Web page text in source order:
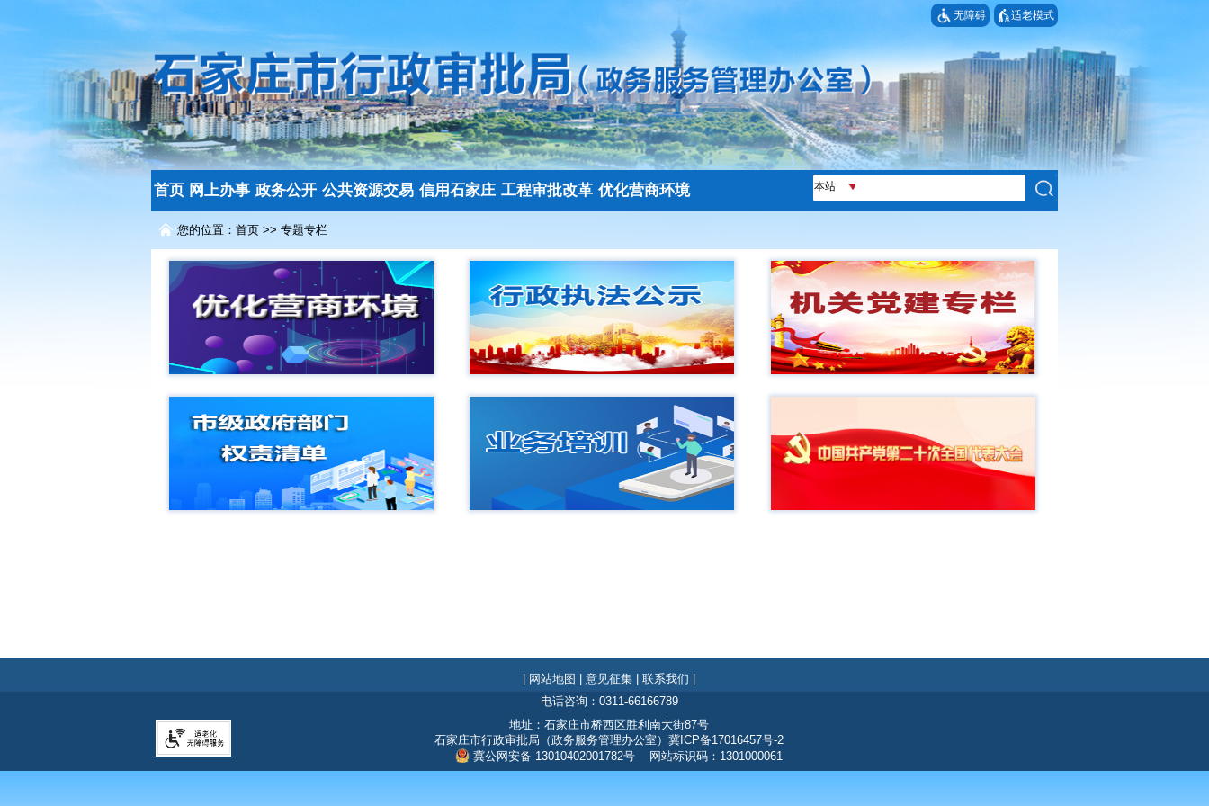
无障碍 适老模式
首页 网上办事 政务公开 公共资源交易 信用石家庄 工程审批改革 优化营商环境
您的位置：首页 >>专题专栏
| 网站地图 |意见征集 | 联系我们 |
电话咨询：0311-66166789
地址：石家庄市桥西区胜利南大街87号
石家庄市行政审批局（政务服务管理办公室）冀ICP备17016457号-2
冀公网安备 13010402001782号 网站标识码：1301000061